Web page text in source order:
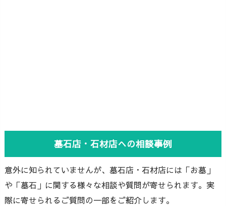
墓石店・石材店への相談事例
意外に知られていませんが、墓石店・石材店には「お墓」
や「墓石」に関する様々な相談や質問が寄せられます。実
際に寄せられるご質問の一部をご紹介します。